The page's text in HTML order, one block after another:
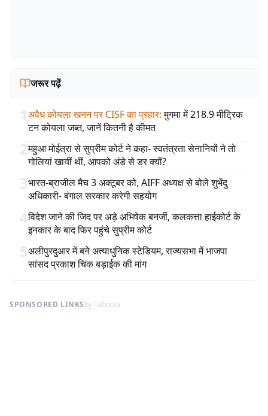
जरूर पढ़ें
1अवैध कोयला खनन पर CISF का प्रहार: मुगमा में 218.9 मीट्रिक
टन कोयला जब्त, जानें कितनी है कीमत
2महुआ मोईत्रा से सुप्रीम कोर्ट ने कहा- स्वतंत्रता सेनानियों ने तो
गोलियां खायीं थीं, आपको अंडे से डर क्यों?
3भारत-ब्राजील मैच 3 अक्टूबर को, AIFF अध्यक्ष से बोले शुभेंदु
अधिकारी- बंगाल सरकार करेगी सहयोग
4विदेश जाने की जिद पर अड़े अभिषेक बनर्जी, कलकत्ता हाईकोर्ट के
इनकार के बाद फिर पहुंचे सुप्रीम कोर्ट
5अलीपुरदुआर में बने अत्याधुनिक स्टेडियम, राज्यसभा में भाजपा
सांसद प्रकाश चिक बड़ाईक की मांग
SPONSORED LINKSby Taboola